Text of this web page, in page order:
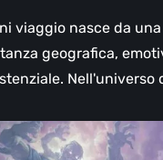
viaggio nasce da
geografica,
Nell'universo